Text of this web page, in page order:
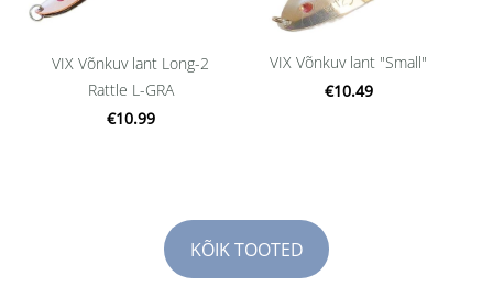
VIX Võnkuv lant Long-2
Rattle L-GRA
€10.99
VIX Võnkuv lant "Small"
€10.49
​KÕIK TOOTED​